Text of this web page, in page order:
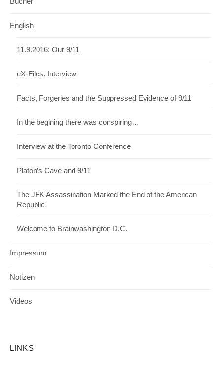
English
11.9.2016: Our 9/11
eX-Files: Interview
Facts, Forgeries and the Suppressed Evidence of 9/11
In the begining there was conspiring…
Interview at the Toronto Conference
Platon’s Cave and 9/11
The JFK Assassination Marked the End of the American
Republic
Welcome to Brainwashington D.C.
Impressum
Notizen
Videos
LINKS